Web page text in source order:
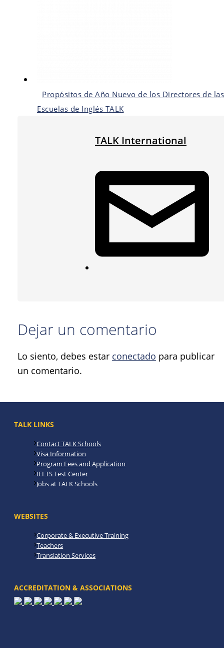
Propósitos de Año Nuevo de los Directores de las
Escuelas de Inglés TALK
TALK International
Dejar un comentario
Lo siento, debes estar conectado para publicar
un comentario.
TALK LINKS
Contact TALK Schools
Visa Information
Program Fees and Application
IELTS Test Center
Jobs at TALK Schools
WEBSITES
Corporate & Executive Training
Teachers
Translation Services
ACCREDITATION & ASSOCIATIONS